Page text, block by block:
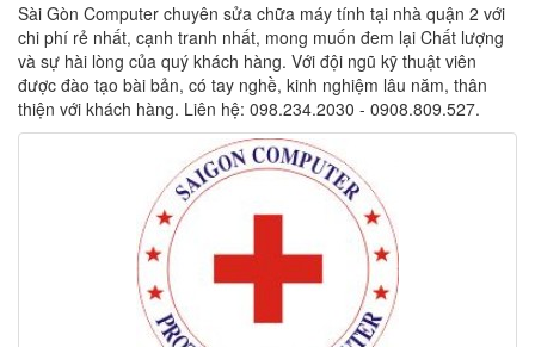
Sài Gòn Computer chuyên sửa chữa máy tính tại nhà quận 2 với
chi phí rẻ nhất, cạnh tranh nhất, mong muốn đem lại Chất lượng
và sự hài lòng của quý khách hàng. Với đội ngũ kỹ thuật viên
được đào tạo bài bản, có tay nghề, kinh nghiệm lâu năm, thân
thiện với khách hàng. Liên hệ: 098.234.2030 - 0908.809.527.